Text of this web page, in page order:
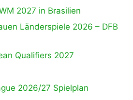
2027 in Brasilien
Länderspiele 2026 – DFB
Qualifiers 2027
2026/27 Spielplan